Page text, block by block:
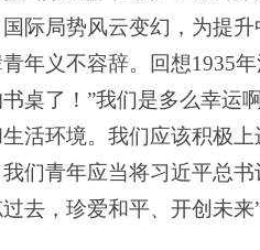
国际局势风云变幻，为提
年义不容辞。回想1935
桌了！”我们是多么幸运
活环境。我们应该积极
们青年应当将习近平总
去，珍爱和平、开创未来”